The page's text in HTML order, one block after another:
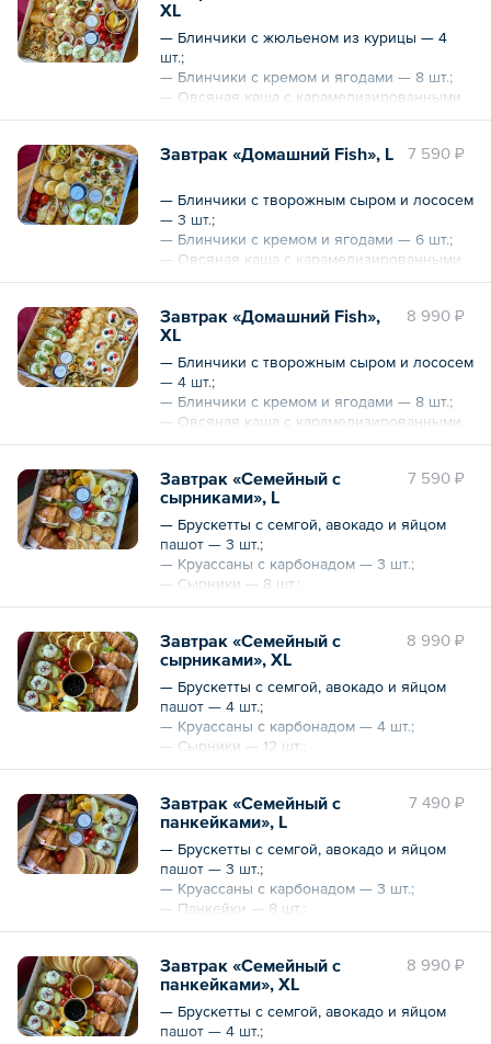
— Сырники — 6 шт.;
— Томаты «Черри»;
— Мед;
— Джем.
XL
— Блинчики с жюльеном из курицы — 4
шт.;
— Блинчики с кремом и ягодами — 8 шт.;
— Овсяная каша с карамелизированными
фруктами — 2 шт.;
томатами и яйцом пашот — 4 шт.;
— Томаты «Черри»;
— Мед;
— Джем.
7 590 ₽
Завтрак «Домашний Fish», L
— Блинчики с творожным сыром и лососем
— 3 шт.;
— Блинчики с кремом и ягодами — 6 шт.;
— Овсяная каша с карамелизированными
фруктами — 1 шт.;
шт.;
— Сырники — 6 шт.;
— Томаты «Черри»;
— Мед;
— Джем.
8 990 ₽
Завтрак «Домашний Fish»,
XL
— Блинчики с творожным сыром и лососем
— 4 шт.;
— Блинчики с кремом и ягодами — 8 шт.;
— Овсяная каша с карамелизированными
фруктами — 2 шт.;
шт.;
— Сырники — 10 шт.;
— Томаты «Черри»;
— Мед;
— Джем.
7 590 ₽
Завтрак «Семейный с
сырниками», L
— Брускетты с семгой, авокадо и яйцом
пашот — 3 шт.;
— Круассаны с карбонадом — 3 шт.;
— Сырники — 8 шт.;
— Фрукты;
— Мед;
— Джем.
Общий вес – 1490 г
8 990 ₽
Завтрак «Семейный с
сырниками», XL
— Брускетты с семгой, авокадо и яйцом
пашот — 4 шт.;
— Круассаны с карбонадом — 4 шт.;
— Сырники — 12 шт.;
— Фрукты;
— Мед;
— Джем.
Общий вес – 2150 г
7 490 ₽
Завтрак «Семейный с
панкейками», L
— Брускетты с семгой, авокадо и яйцом
пашот — 3 шт.;
— Круассаны с карбонадом — 3 шт.;
— Панкейки — 8 шт.;
— Фрукты;
— Мед;
— Джем.
Общий вес – 1490 г
8 990 ₽
Завтрак «Семейный с
панкейками», XL
— Брускетты с семгой, авокадо и яйцом
пашот — 4 шт.;